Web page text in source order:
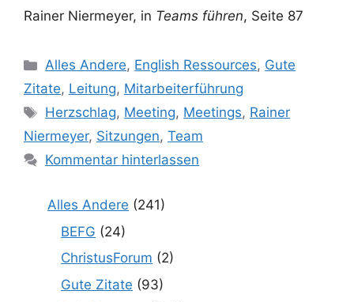
Rainer Niermeyer, in Teams führen, Seite 87
Kategorien
Alles Andere, English Ressources, Gute
Zitate, Leitung, Mitarbeiterführung
Schlagwörter
Herzschlag, Meeting, Meetings, Rainer
Niermeyer, Sitzungen, Team
Kommentar hinterlassen
Alles Andere (241)
BEFG (24)
ChristusForum (2)
Gute Zitate (93)